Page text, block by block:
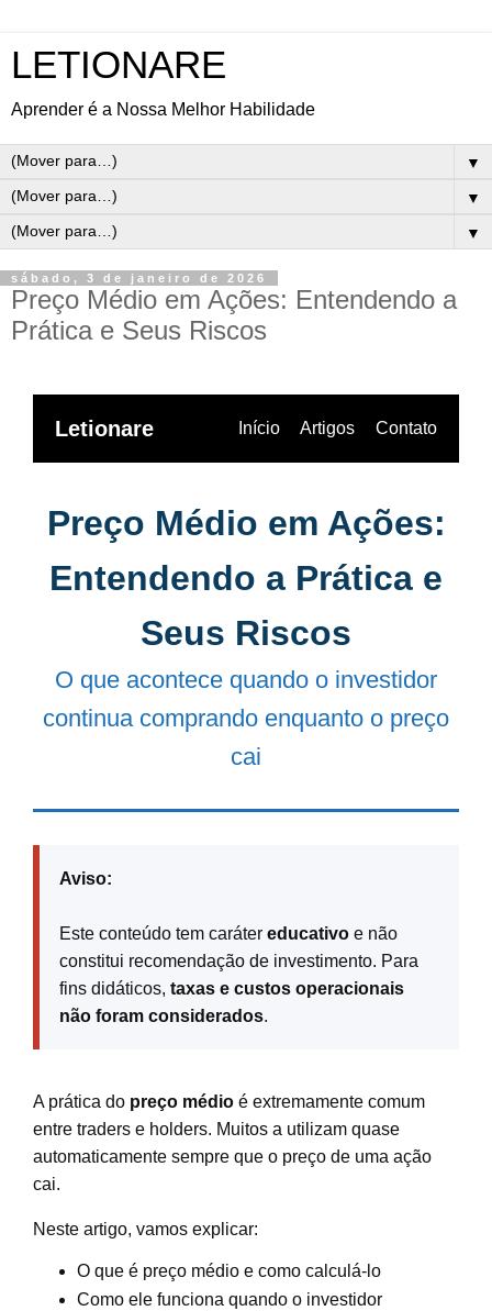
LETIONARE
Aprender é a Nossa Melhor Habilidade
▼
▼
▼
sábado, 3 de janeiro de 2026
Preço Médio em Ações: Entendendo a
Prática e Seus Riscos
Letionare Início Artigos Contato
Preço Médio em Ações:
Entendendo a Prática e
Seus Riscos
O que acontece quando o investidor
continua comprando enquanto o preço
cai
Aviso:
Este conteúdo tem caráter educativo e não
constitui recomendação de investimento. Para
fins didáticos, taxas e custos operacionais
não foram considerados.
A prática do preço médio é extremamente comum
entre traders e holders. Muitos a utilizam quase
automaticamente sempre que o preço de uma ação
cai.
Neste artigo, vamos explicar:
O que é preço médio e como calculá-lo
Como ele funciona quando o investidor